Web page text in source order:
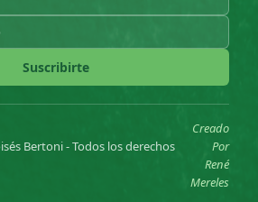
Suscribirte
Bertoni - Todos los derechos
Creado
Por
René
Mereles